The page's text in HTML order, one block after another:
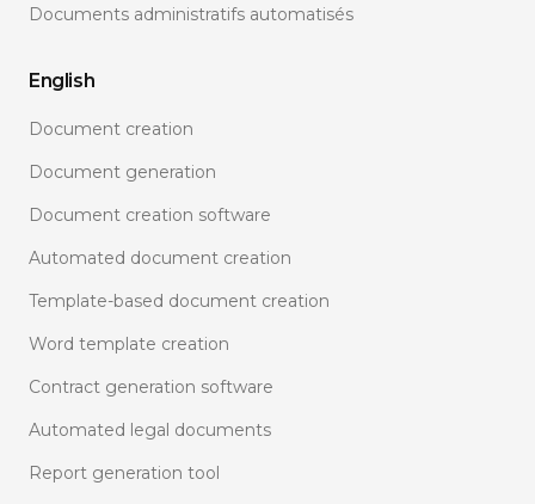
Documents administratifs automatisés
English
Document creation
Document generation
Document creation software
Automated document creation
Template-based document creation
Word template creation
Contract generation software
Automated legal documents
Report generation tool